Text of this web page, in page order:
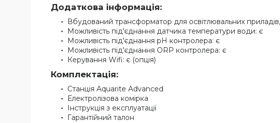
Додаткова інформація:
Вбудований трансформатор для освітлювальних
Можливість під'єднання датчика температури води: є
Можливість під'єднання pH контролера: є
Можливість під'єднання ORP контролера: є
Керування Wifi: є (опція)
Комплектація:
Станція Aquarite Advanced
Електролізова комірка
Інструкція з експлуатації
Гарантійний талон